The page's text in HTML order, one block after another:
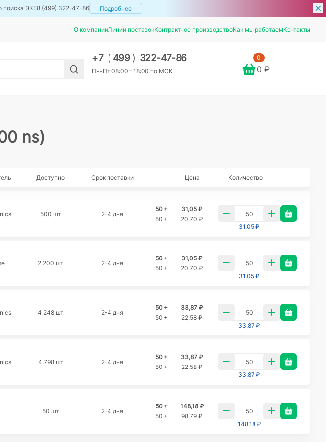
поиска ЭКБ8 (499) 322-47-86 Подробнее
О компанииЛинии поставокКонтрактное производствоКак мы работаемКонтакты
+7 ( 499 ) 322-47-86
Пн-Пт 08:00 – 18:00 по МСК
0
0 ₽
ns)
Доступно Срок поставки Цена Количество
500 шт 2-4 дня
50 +
31,05 ₽
50 +
20,70 ₽
31,05 ₽
2 200 шт 2-4 дня
50 +
31,05 ₽
50 +
20,70 ₽
31,05 ₽
4 248 шт 2-4 дня
50 +
33,87 ₽
50 +
22,58 ₽
33,87 ₽
4 798 шт 2-4 дня
50 +
33,87 ₽
50 +
22,58 ₽
33,87 ₽
50 шт 2-4 дня
50 +
148,18 ₽
50 +
98,79 ₽
148,18 ₽